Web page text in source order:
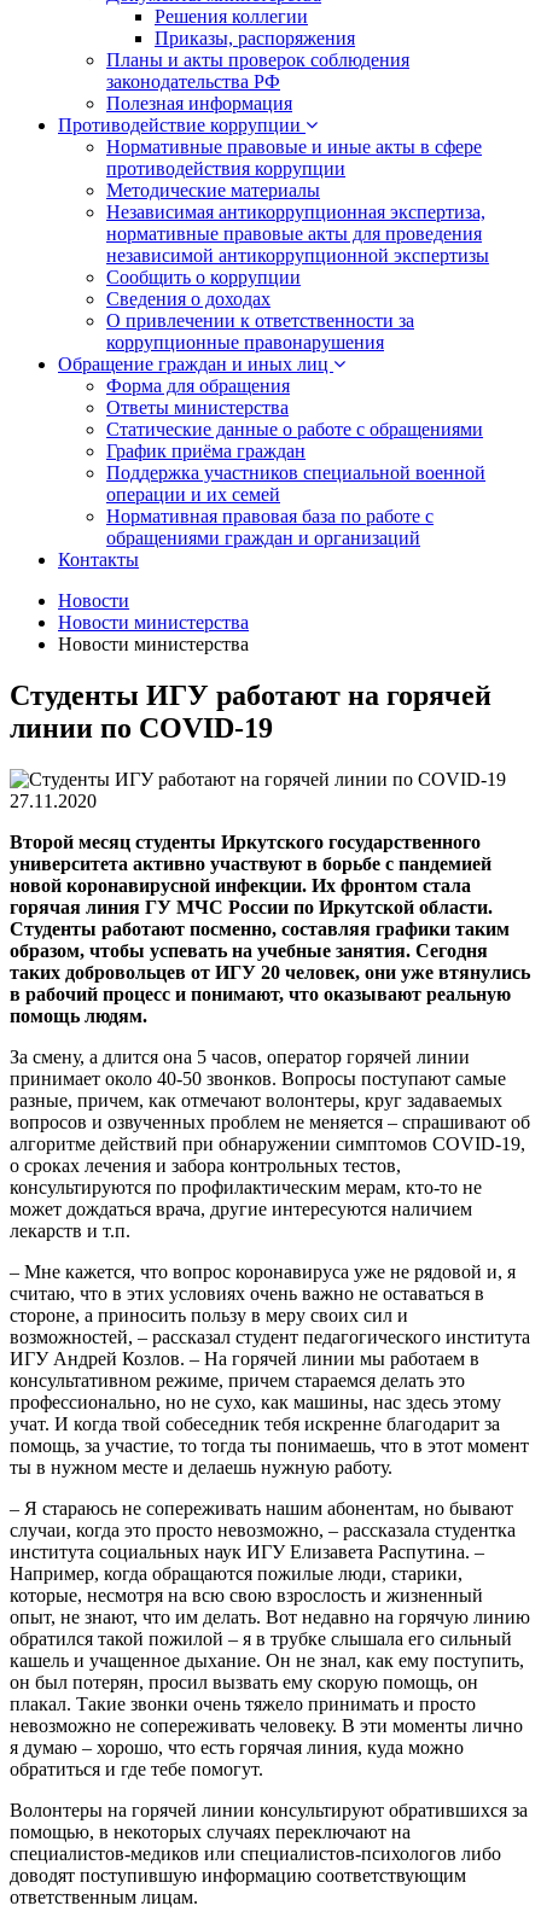
Решения коллегии
Приказы, распоряжения
Планы и акты проверок соблюдения
законодательства РФ
Полезная информация
Противодействие коррупции
Нормативные правовые и иные акты в сфере
противодействия коррупции
Методические материалы
Независимая антикоррупционная экспертиза,
нормативные правовые акты для проведения
независимой антикоррупционной экспертизы
Сообщить о коррупции
Сведения о доходах
О привлечении к ответственности за
коррупционные правонарушения
Обращение граждан и иных лиц
Форма для обращения
Ответы министерства
Статические данные о работе с обращениями
График приёма граждан
Поддержка участников специальной военной
операции и их семей
Нормативная правовая база по работе с
обращениями граждан и организаций
Контакты
Новости
Новости министерства
Новости министерства
Студенты ИГУ работают на горячей
линии по COVID-19
27.11.2020
Второй месяц студенты Иркутского государственного
университета активно участвуют в борьбе с пандемией
новой коронавирусной инфекции. Их фронтом стала
горячая линия ГУ МЧС России по Иркутской области.
Студенты работают посменно, составляя графики таким
образом, чтобы успевать на учебные занятия. Сегодня
таких добровольцев от ИГУ 20 человек, они уже втянулись
в рабочий процесс и понимают, что оказывают реальную
помощь людям.
За смену, а длится она 5 часов, оператор горячей линии
принимает около 40-50 звонков. Вопросы поступают самые
разные, причем, как отмечают волонтеры, круг задаваемых
вопросов и озвученных проблем не меняется – спрашивают об
алгоритме действий при обнаружении симптомов COVID-19,
о сроках лечения и забора контрольных тестов,
консультируются по профилактическим мерам, кто-то не
может дождаться врача, другие интересуются наличием
лекарств и т.п.
– Мне кажется, что вопрос коронавируса уже не рядовой и, я
считаю, что в этих условиях очень важно не оставаться в
стороне, а приносить пользу в меру своих сил и
возможностей, – рассказал студент педагогического института
ИГУ Андрей Козлов. – На горячей линии мы работаем в
консультативном режиме, причем стараемся делать это
профессионально, но не сухо, как машины, нас здесь этому
учат. И когда твой собеседник тебя искренне благодарит за
помощь, за участие, то тогда ты понимаешь, что в этот момент
ты в нужном месте и делаешь нужную работу.
– Я стараюсь не сопереживать нашим абонентам, но бывают
случаи, когда это просто невозможно, – рассказала студентка
института социальных наук ИГУ Елизавета Распутина. –
Например, когда обращаются пожилые люди, старики,
которые, несмотря на всю свою взрослость и жизненный
опыт, не знают, что им делать. Вот недавно на горячую линию
обратился такой пожилой – я в трубке слышала его сильный
кашель и учащенное дыхание. Он не знал, как ему поступить,
он был потерян, просил вызвать ему скорую помощь, он
плакал. Такие звонки очень тяжело принимать и просто
невозможно не сопереживать человеку. В эти моменты лично
я думаю – хорошо, что есть горячая линия, куда можно
обратиться и где тебе помогут.
Волонтеры на горячей линии консультируют обратившихся за
помощью, в некоторых случаях переключают на
специалистов-медиков или специалистов-психологов либо
доводят поступившую информацию соответствующим
ответственным лицам.